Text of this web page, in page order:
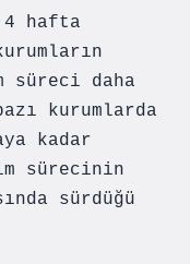
hafta
süreci daha
kurumlarda
kadar
sürecinin
sürdüğü